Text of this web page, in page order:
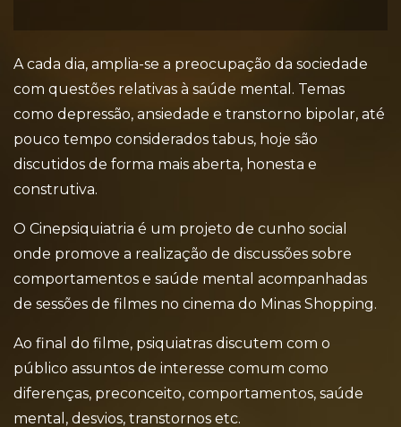
A cada dia, amplia-se a preocupação da sociedade
com questões relativas à saúde mental. Temas
como depressão, ansiedade e transtorno bipolar, até
pouco tempo considerados tabus, hoje são
discutidos de forma mais aberta, honesta e
construtiva.
O Cinepsiquiatria é um projeto de cunho social
onde promove a realização de discussões sobre
comportamentos e saúde mental acompanhadas
de sessões de filmes no cinema do Minas Shopping.
Ao final do filme, psiquiatras discutem com o
público assuntos de interesse comum como
diferenças, preconceito, comportamentos, saúde
mental, desvios, transtornos etc.